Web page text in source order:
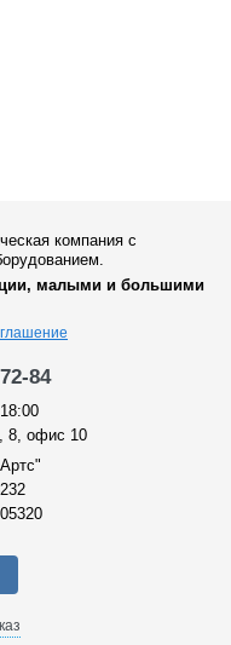
компания с
малыми и большими
84
8, офис 10